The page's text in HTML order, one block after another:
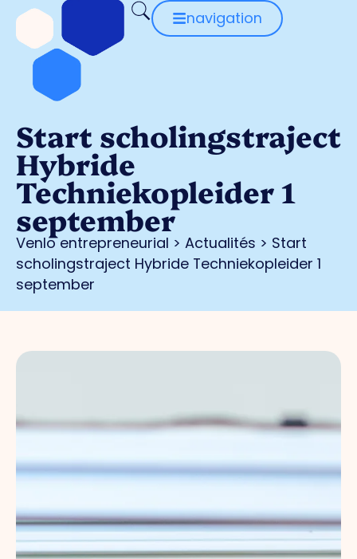
navigation
Start scholingstraject
Hybride
Techniekopleider 1
september
Venlo entrepreneurial > Actualités > Start
scholingstraject Hybride Techniekopleider 1
september